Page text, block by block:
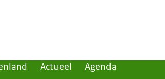
Actueel Agenda